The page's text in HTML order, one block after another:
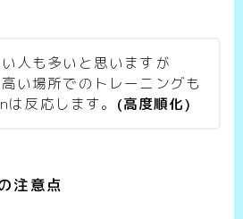
人も多いと思いますが
い場所でのトレーニングも
は反応します。 (高度順化)
注意点